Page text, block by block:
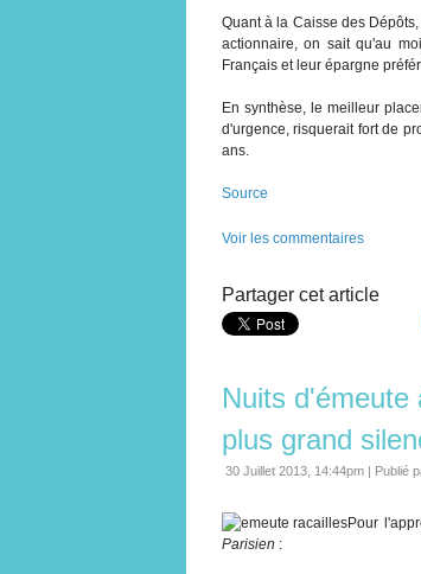
Quant à la Caisse des
actionnaire, on sait qu'au
Français et leur épargne
En synthèse, le meilleur
d'urgence, risquerait fort de
ans.
Source
Voir les commentaires
Partager cet article
Nuits d'émeute
plus grand
30 Juillet 2013, 14:44pm | Publié
Pour
Parisien :